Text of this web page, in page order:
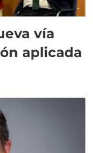
vía
aplicada